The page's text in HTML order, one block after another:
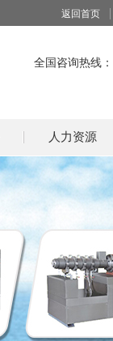
返回首页
全国咨询热线：
人力资源